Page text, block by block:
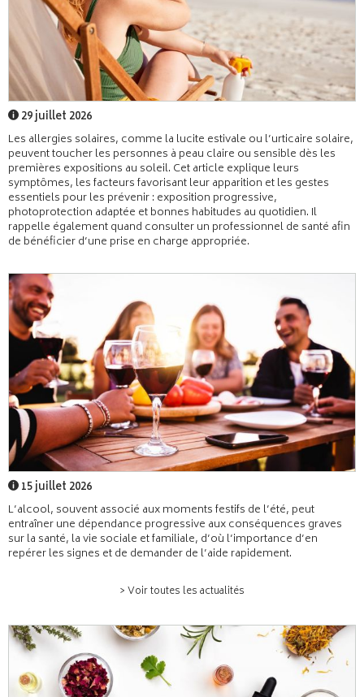
29 juillet 2026
Les allergies solaires, comme la lucite estivale ou l’urticaire solaire,
peuvent toucher les personnes à peau claire ou sensible dès les
premières expositions au soleil. Cet article explique leurs
symptômes, les facteurs favorisant leur apparition et les gestes
essentiels pour les prévenir : exposition progressive,
photoprotection adaptée et bonnes habitudes au quotidien. Il
rappelle également quand consulter un professionnel de santé afin
de bénéficier d’une prise en charge appropriée.
15 juillet 2026
L’alcool, souvent associé aux moments festifs de l’été, peut
entraîner une dépendance progressive aux conséquences graves
sur la santé, la vie sociale et familiale, d’où l’importance d’en
repérer les signes et de demander de l’aide rapidement.
> Voir toutes les actualités